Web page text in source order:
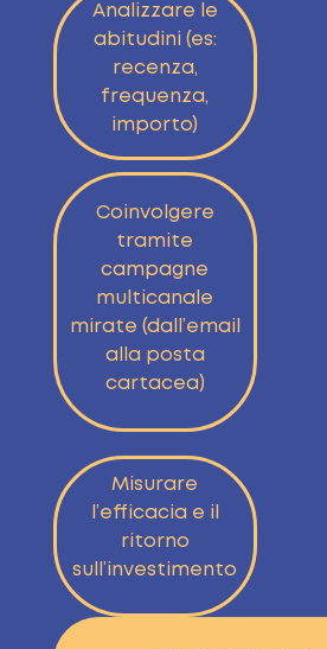
Analizzare le
abitudini (es:
recenza,
frequenza,
importo)
Coinvolgere
tramite
campagne
multicanale
mirate (dall’email
alla posta
cartacea)
Misurare
l’efficacia e il
ritorno
sull’investimento